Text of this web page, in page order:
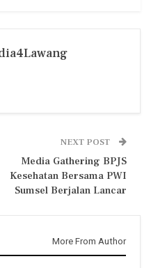
NEXT POST
Media Gathering BPJS
Kesehatan Bersama PWI
Sumsel Berjalan Lancar
More From Author